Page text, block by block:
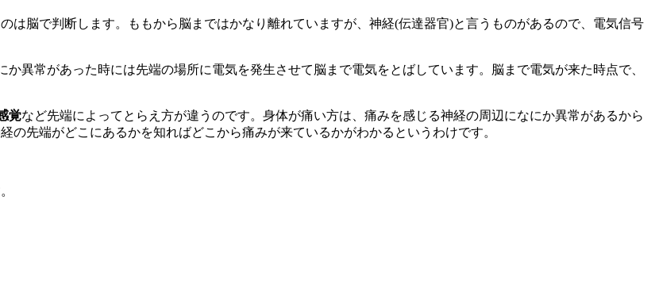
は脳で判断します。ももから脳まではかなり離れていますが、神経(伝達器官)と言うものがあるので、電気信号
異常があった時には先端の場所に電気を発生させて脳まで電気をとばしています。脳まで電気が来た時点で、
覚など先端によってとらえ方が違うのです。身体が痛い方は、痛みを感じる神経の周辺になにか異常があるから
先端がどこにあるかを知ればどこから痛みが来ているかがわかるというわけです。